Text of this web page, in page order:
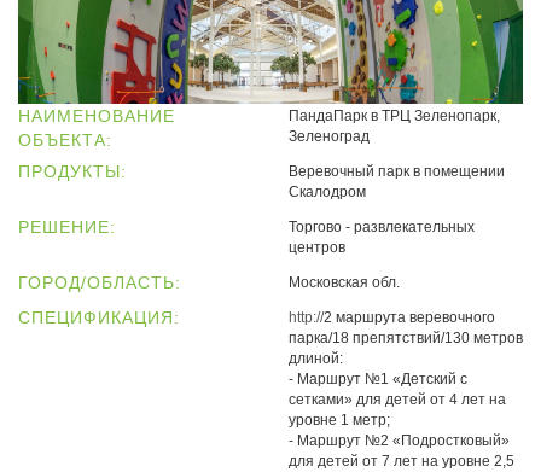
НАИМЕНОВАНИЕ
ОБЪЕКТА:
ПандаПарк в ТРЦ Зеленопарк,
Зеленоград
ПРОДУКТЫ:
Веревочный парк в помещении
Скалодром
РЕШЕНИЕ:
Торгово - развлекательных
центров
ГОРОД/ОБЛАСТЬ: Московская обл.
СПЕЦИФИКАЦИЯ: http://2 маршрута веревочного
парка/18 препятствий/130 метров
длиной:
- Маршрут №1 «Детский с
сетками» для детей от 4 лет на
уровне 1 метр;
- Маршрут №2 «Подростковый»
для детей от 7 лет на уровне 2,5